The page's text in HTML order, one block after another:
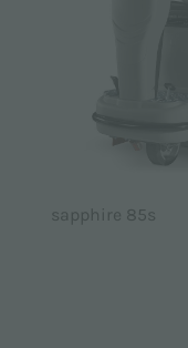
sapphire 85s